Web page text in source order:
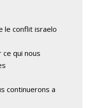
le conflit israelo
qui nous
continuerons a